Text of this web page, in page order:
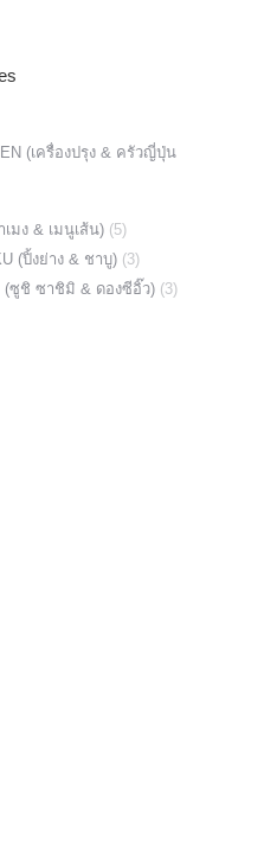
(เครื่องปรุง & ครัวญี่ปุ่น
เมง & เมนูเส้น) (5)
(ปิ้งย่าง & ชาบู) (3)
(ซูชิ ซาชิมิ & ดองซีอิ๊ว) (3)